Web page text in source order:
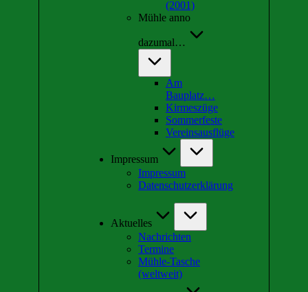
(2001)
Mühle anno
dazumal…
Am
Bauplatz…
Kirmeszüge
Sommerfeste
Vereinsausflüge
Impressum
Impressum
Datenschutzerklärung
Aktuelles
Nachrichten
Termine
Mühle-Tasche
(weltweit)